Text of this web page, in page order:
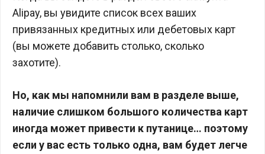
Alipay, вы увидите список всех ваших
привязанных кредитных или дебетовых карт
(вы можете добавить столько, сколько
захотите).
Но, как мы напомнили вам в разделе выше,
наличие слишком большого количества карт
иногда может привести к путанице… поэтому
если у вас есть только одна, вам будет легче